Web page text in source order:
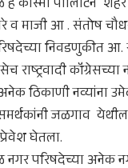
कॉस्मो पॉलिटिन
व माजी आ . संतोष
निवडणुकीत
राष्ट्रवादी
ठिकाणी नव्यांना
जळगाव येथील
घेतला.
परिषदेच्या अनेक